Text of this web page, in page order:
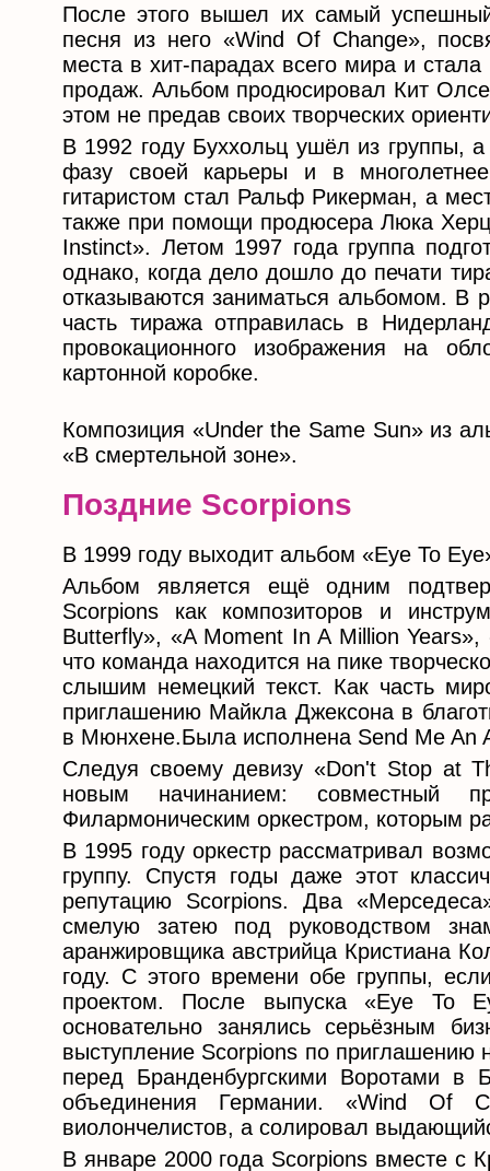
После этого вышел их самый
песня из него «Wind Of Change»,
места в хит-парадах всего мира и
продаж. Альбом продюсировал Кит
этом не предав своих творческих
В 1992 году Буххольц ушёл из группы,
фазу своей карьеры и в
гитаристом стал Ральф Рикерман, а
также при помощи продюсера Люка
Instinct». Летом 1997 года группа
однако, когда дело дошло до печати
отказываются заниматься альбомом. В
часть тиража отправилась в
провокационного изображения на
картонной коробке.
Композиция «Under the Same Sun» из
«В смертельной зоне».
Поздние Scorpions
В 1999 году выходит альбом «Eye To
Альбом является ещё одним
Scorpions как композиторов и
Butterfly», «A Moment In A Million
что команда находится на пике
слышим немецкий текст. Как часть
приглашению Майкла Джексона в
в Мюнхене.Была исполнена Send Me An
Следуя своему девизу «Don't Stop at
новым начинанием: совместный
Филармоническим оркестром, которым
В 1995 году оркестр рассматривал
группу. Спустя годы даже этот
репутацию Scorpions. Два
смелую затею под руководством
аранжировщика австрийца Кристиана
году. С этого времени обе группы,
проектом. После выпуска «Eye To
основательно занялись серьёзным
выступление Scorpions по приглашению
перед Бранденбургскими Воротами
объединения Германии. «Wind Of
виолончелистов, а солировал
В январе 2000 года Scorpions вместе с